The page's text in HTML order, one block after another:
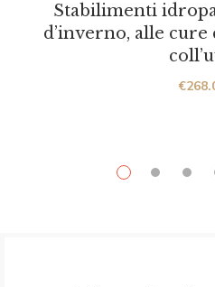
Stabilimenti
d’inverno, alle
€